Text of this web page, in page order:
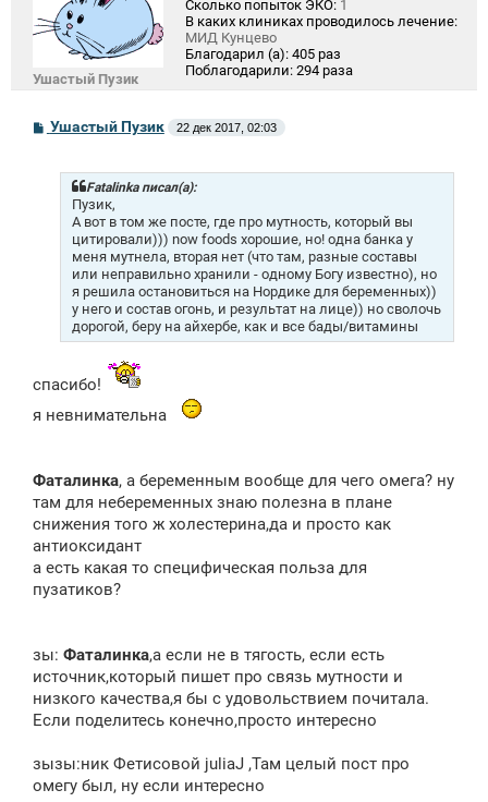
Ушастый Пузик
Сколько попыток ЭКО: 1
В каких клиниках проводилось лечение:
МИД Кунцево
Благодарил (а): 405 раз
Поблагодарили: 294 раза
СУшастый Пузик 22 дек 2017, 02:03
Fatalinka писал(а):
Пузик,
А вот в том же посте, где про мутность, который вы
цитировали))) now foods хорошие, но! одна банка у
меня мутнела, вторая нет (что там, разные составы
или неправильно хранили - одному Богу известно), но
я решила остановиться на Нордике для беременных))
у него и состав огонь, и результат на лице)) но сволочь
дорогой, беру на айхербе, как и все бады/витамины
спасибо!
я невнимательна
Фаталинка, а беременным вообще для чего омега? ну
там для небеременных знаю полезна в плане
снижения того ж холестерина,да и просто как
антиоксидант
а есть какая то специфическая польза для
пузатиков?
зы: Фаталинка,а если не в тягость, если есть
источник,который пишет про связь мутности и
низкого качества,я бы с удовольствием почитала.
Если поделитесь конечно,просто интересно
зызы:ник Фетисовой juliaJ ,Там целый пост про
омегу был, ну если интересно